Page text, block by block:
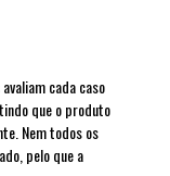
cada caso
que o produto
Nem todos os
pelo que a